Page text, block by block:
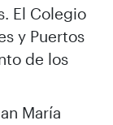
El Colegio
y Puertos
de los
María